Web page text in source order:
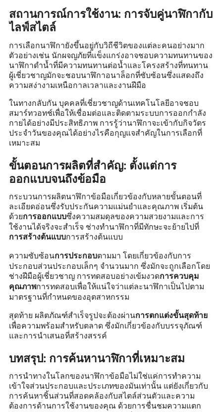
สถานการณ์การใช้งาน: การจับคู่นาฬิกากับ
ไลฟ์สไตล์
การเลือกนาฬิกายังขึ้นอยู่กับวิถีชีวิตของแต่ละคนอย่างมาก
ตัวอย่างเช่น นักผจญภัยที่แข็งแกร่งอาจชอบความทนทานของ
นาฬิกาดำน้ำที่มีความทนทานต่อน้ำและโครงสร้างที่ทนทาน
ผู้เชี่ยวชาญมักจะชอบนาฬิกาอนาล็อกที่ซับซ้อนซึ่งแสดงถึง
ความสง่างามเหนือกาลเวลาและงานฝีมือ
ในทางกลับกัน บุคคลที่เชี่ยวชาญด้านเทคโนโลยีอาจชอบ
สมาร์ทวอทช์เพื่อให้เชื่อมต่อและติดตามระบบการออกกำลัง
กายได้อย่างมีประสิทธิภาพ การรู้ว่านาฬิกาจะเข้ากับกิจวัตร
ประจำวันของคุณได้อย่างไรคือกุญแจสำคัญในการเลือกที่
เหมาะสม
ขั้นตอนการผลิตที่สำคัญ: ตั้งแต่การ
ออกแบบจนถึงข้อมือ
กระบวนการผลิตนาฬิกาข้อมือเกี่ยวข้องกับหลายขั้นตอนที่
ละเอียดอ่อนซึ่งรับประกันความแม่นยำและคุณภาพ เริ่มต้น
ด้วยการออกแบบซึ่งความสมดุลของความสวยงามและการ
ใช้งานได้จริงจะสำเร็จ ช่างทำนาฬิกาที่มีทักษะจะย้ายไปที่
การสร้างต้นแบบการสร้างต้นแบบ
ความซับซ้อนการประกอบตามมา โดยเกี่ยวข้องกับการ
ประกอบส่วนประกอบเล็กๆ จำนวนมาก ซึ่งมักจะถูกเลือกโดย
ช่างฝีมือผู้เชี่ยวชาญ การทดสอบอย่างเข้มงวดการควบคุม
คุณภาพการทดสอบเพื่อให้แน่ใจว่าแต่ละนาฬิกาเป็นไปตาม
มาตรฐานที่กำหนดของอุตสาหกรรม
สุดท้าย ผลิตภัณฑ์สำเร็จรูปจะต้องผ่านการตกแต่งขั้นสุดท้าย
เพื่อความพร้อมสำหรับตลาด ซึ่งมักเกี่ยวข้องกับบรรจุภัณฑ์
และการนำเสนอที่สร้างสรรค์
บทสรุป: การค้นหานาฬิกาที่เหมาะสม
การนำทางในโลกของนาฬิกาข้อมือไม่ใช่แค่การทำความ
เข้าใจส่วนประกอบและประเภทของมันเท่านั้น แต่ยังเกี่ยวกับ
การค้นหาชิ้นส่วนที่สอดคล้องกับสไตล์ส่วนตัวและความ
ต้องการด้านการใช้งานของคุณ ด้วยการชื่นชมความแตก